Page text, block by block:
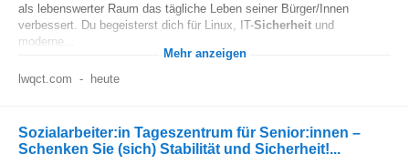
als lebenswerter Raum das tägliche Leben seiner Bürger/Innen
verbessert. Du begeisterst dich für Linux, IT-Sicherheit und
moderne...
Mehr anzeigen
lwqct.com - heute
Sozialarbeiter:in Tageszentrum für Senior:innen –
Schenken Sie (sich) Stabilität und Sicherheit!...